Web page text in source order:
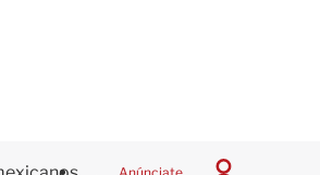
Anúnciate